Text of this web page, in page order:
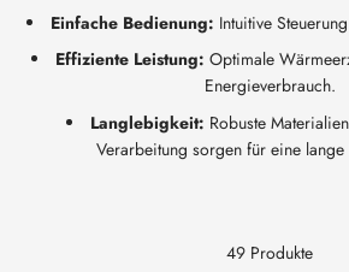
Einfache Bedienung: Intuitive
Effiziente Leistung: Optimale
Energieverbrauch.
Langlebigkeit: Robuste
Verarbeitung sorgen für eine lange
49 Produkte